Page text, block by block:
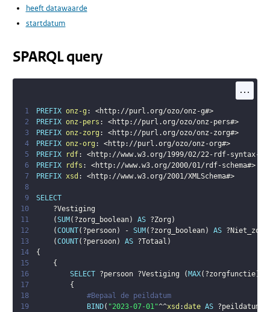
heeft datawaarde
startdatum
SPARQL query
...
1 PREFIX onz-g : <http://purl.org/ozo/onz-g#>
2
PREFIX onz-pers : <http://purl.org/ozo/onz-pers#>
3
PREFIX onz-zorg : <http://purl.org/ozo/onz-zorg#>
4
PREFIX onz-org : <http://purl.org/ozo/onz-org#>
5
PREFIX rdf: <http://www.w3.org/1999/02/22-rdf-syntax-
6
PREFIX rdfs : <http://www.w3.org/2000/01/rdf-schema#>
7
PREFIX xsd : <http://www.w3.org/2001/XMLSchema#>
8
9
SELECT
10
?Vestiging
11
(SUM ( ?zorg_boolean) AS ?Zorg )
12
(COUNT( ?persoon) - SUM ( ?zorg_boolean) AS ?Niet_zorg
13
(COUNT( ?persoon) AS ?Totaal )
14
{
15
{
16
SELECT ?persoon ?Vestiging ( MAX( ?zorgfunctie)
17
{
18
#Bepaal de peildatum
19
BIND( "2023-07-01"^^xsd :date AS ?peildatum